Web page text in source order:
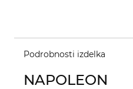
Podrobnosti izdelka